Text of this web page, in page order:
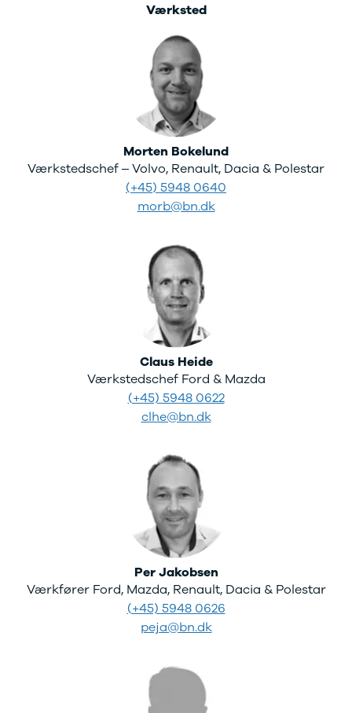
Værksted
Morten Bokelund
Værkstedschef – Volvo, Renault, Dacia & Polestar
(+45) 5948 0640
morb@bn.dk
Claus Heide
Værkstedschef Ford & Mazda
(+45) 5948 0622
clhe@bn.dk
Per Jakobsen
Værkfører Ford, Mazda, Renault, Dacia & Polestar
(+45) 5948 0626
peja@bn.dk